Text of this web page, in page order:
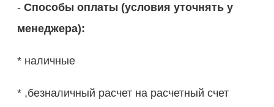
- Способы оплаты (условия уточнять у
менеджера):
* наличные
* ,безналичный расчет на расчетный счет